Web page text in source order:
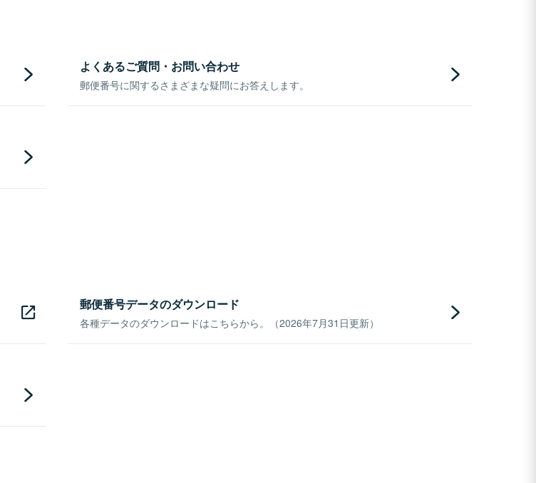
よくあるご質問・お問い合わせ
郵便番号に関するさまざまな疑問にお答えします。
郵便番号データのダウンロード
各種データのダウンロードはこちらから。（2026年7月31日更新）